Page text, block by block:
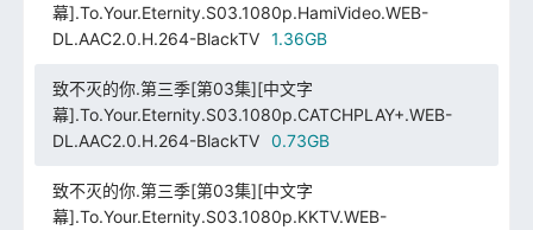
幕].To.Your.Eternity.S03.1080p.HamiVideo.WEB-
DL.AAC2.0.H.264-BlackTV
1.36GB
致不灭的你.第三季[第03集][中文字
幕].To.Your.Eternity.S03.1080p.CATCHPLAY+.WEB-
DL.AAC2.0.H.264-BlackTV
0.73GB
致不灭的你.第三季[第03集][中文字
幕].To.Your.Eternity.S03.1080p.KKTV.WEB-